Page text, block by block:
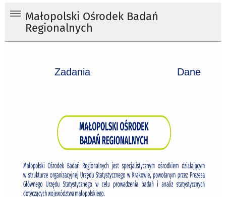
Małopolski Ośrodek Badań
Regionalnych
Zadania Dane